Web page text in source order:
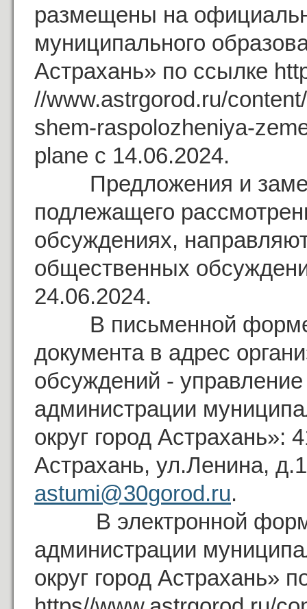
размещены на
муниципального
Астрахань» по ссылке
//www.astrgorod.ru/
shem-raspolozheniya-
plane с 14.06.2024.
Предложения и
подлежащего
обсуждениях,
общественных
24.06.2024.
В письменной форме
документа в адрес
обсуждений -
администрации
округ город Астрахань»:
Астрахань, ул.Ленина,
astumi@30gorod.ru.
В электронной
администрации
округ город Астрахань»